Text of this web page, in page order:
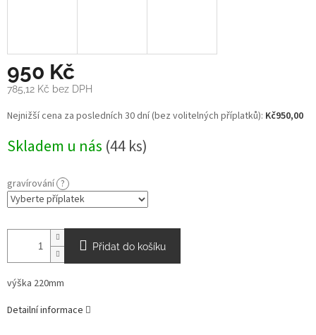
950 Kč
785,12 Kč bez DPH
Měrná
cena:
Nejnižší cena za posledních 30 dní (bez volitelných příplatků): Kč950,00
Skladem u nás (44 ks)
gravírování ?
Přidat do košíku
výška 220mm
Detailní informace